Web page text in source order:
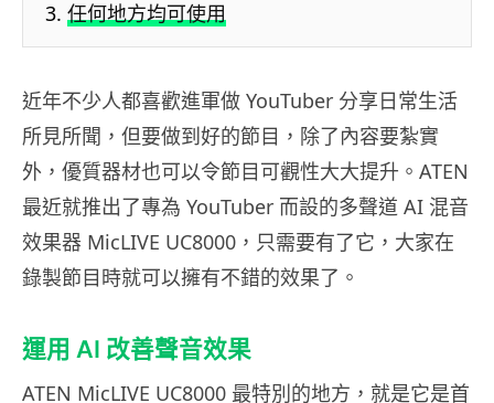
任何地方均可使用
近年不少人都喜歡進軍做 YouTuber 分享日常生活
所見所聞，但要做到好的節目，除了內容要紮實
外，優質器材也可以令節目可觀性大大提升。ATEN
最近就推出了專為 YouTuber 而設的多聲道 AI 混音
效果器 MicLIVE UC8000，只需要有了它，大家在
錄製節目時就可以擁有不錯的效果了。
運用 AI 改善聲音效果
ATEN MicLIVE UC8000 最特別的地方，就是它是首